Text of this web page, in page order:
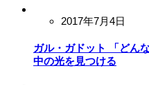
2017年7月4日
ガル・ガドット 「どん
中の光を見つける